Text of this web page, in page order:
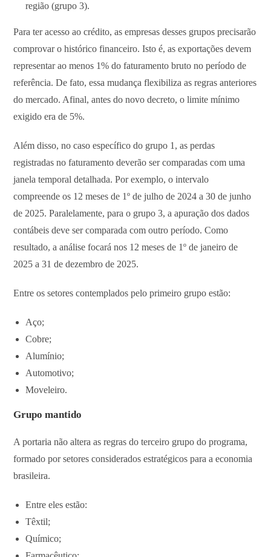
região (grupo 3).
Para ter acesso ao crédito, as empresas desses grupos precisarão
comprovar o histórico financeiro. Isto é, as exportações devem
representar ao menos 1% do faturamento bruto no período de
referência. De fato, essa mudança flexibiliza as regras anteriores
do mercado. Afinal, antes do novo decreto, o limite mínimo
exigido era de 5%.
Além disso, no caso específico do grupo 1, as perdas
registradas no faturamento deverão ser comparadas com uma
janela temporal detalhada. Por exemplo, o intervalo
compreende os 12 meses de 1º de julho de 2024 a 30 de junho
de 2025. Paralelamente, para o grupo 3, a apuração dos dados
contábeis deve ser comparada com outro período. Como
resultado, a análise focará nos 12 meses de 1º de janeiro de
2025 a 31 de dezembro de 2025.
Entre os setores contemplados pelo primeiro grupo estão:
Aço;
Cobre;
Alumínio;
Automotivo;
Moveleiro.
Grupo mantido
A portaria não altera as regras do terceiro grupo do programa,
formado por setores considerados estratégicos para a economia
brasileira.
Entre eles estão:
Têxtil;
Químico;